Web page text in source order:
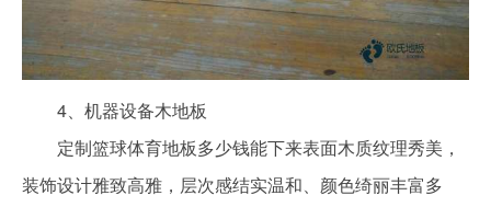
4、机器设备木地板
定制篮球体育地板多少钱能下来表面木质纹理秀美，
装饰设计雅致高雅，层次感结实温和、颜色绮丽丰富多